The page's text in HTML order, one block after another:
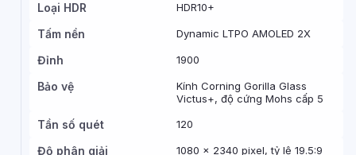
Loại HDR HDR10+
Tấm nền Dynamic LTPO AMOLED 2X
Đỉnh 1900
Bảo vệ
Kính Corning Gorilla Glass
Victus+, độ cứng Mohs cấp 5
Tần số quét 120
Độ phân giải
1080 x 2340 pixel, tỷ lệ 19.5:9